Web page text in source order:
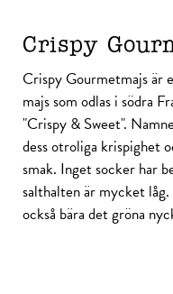
Crispy
Crispy Gourmetmajs är
majs som odlas i södra
"Crispy & Sweet".
dess otroliga krispighet
smak. Inget socker har
salthalten är mycket
också bära det gröna